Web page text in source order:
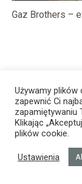
Gaz Brothers –
Używamy
zapewnić Ci
zapamiętywaniu
Klikając
plików cookie.
Ustawienia